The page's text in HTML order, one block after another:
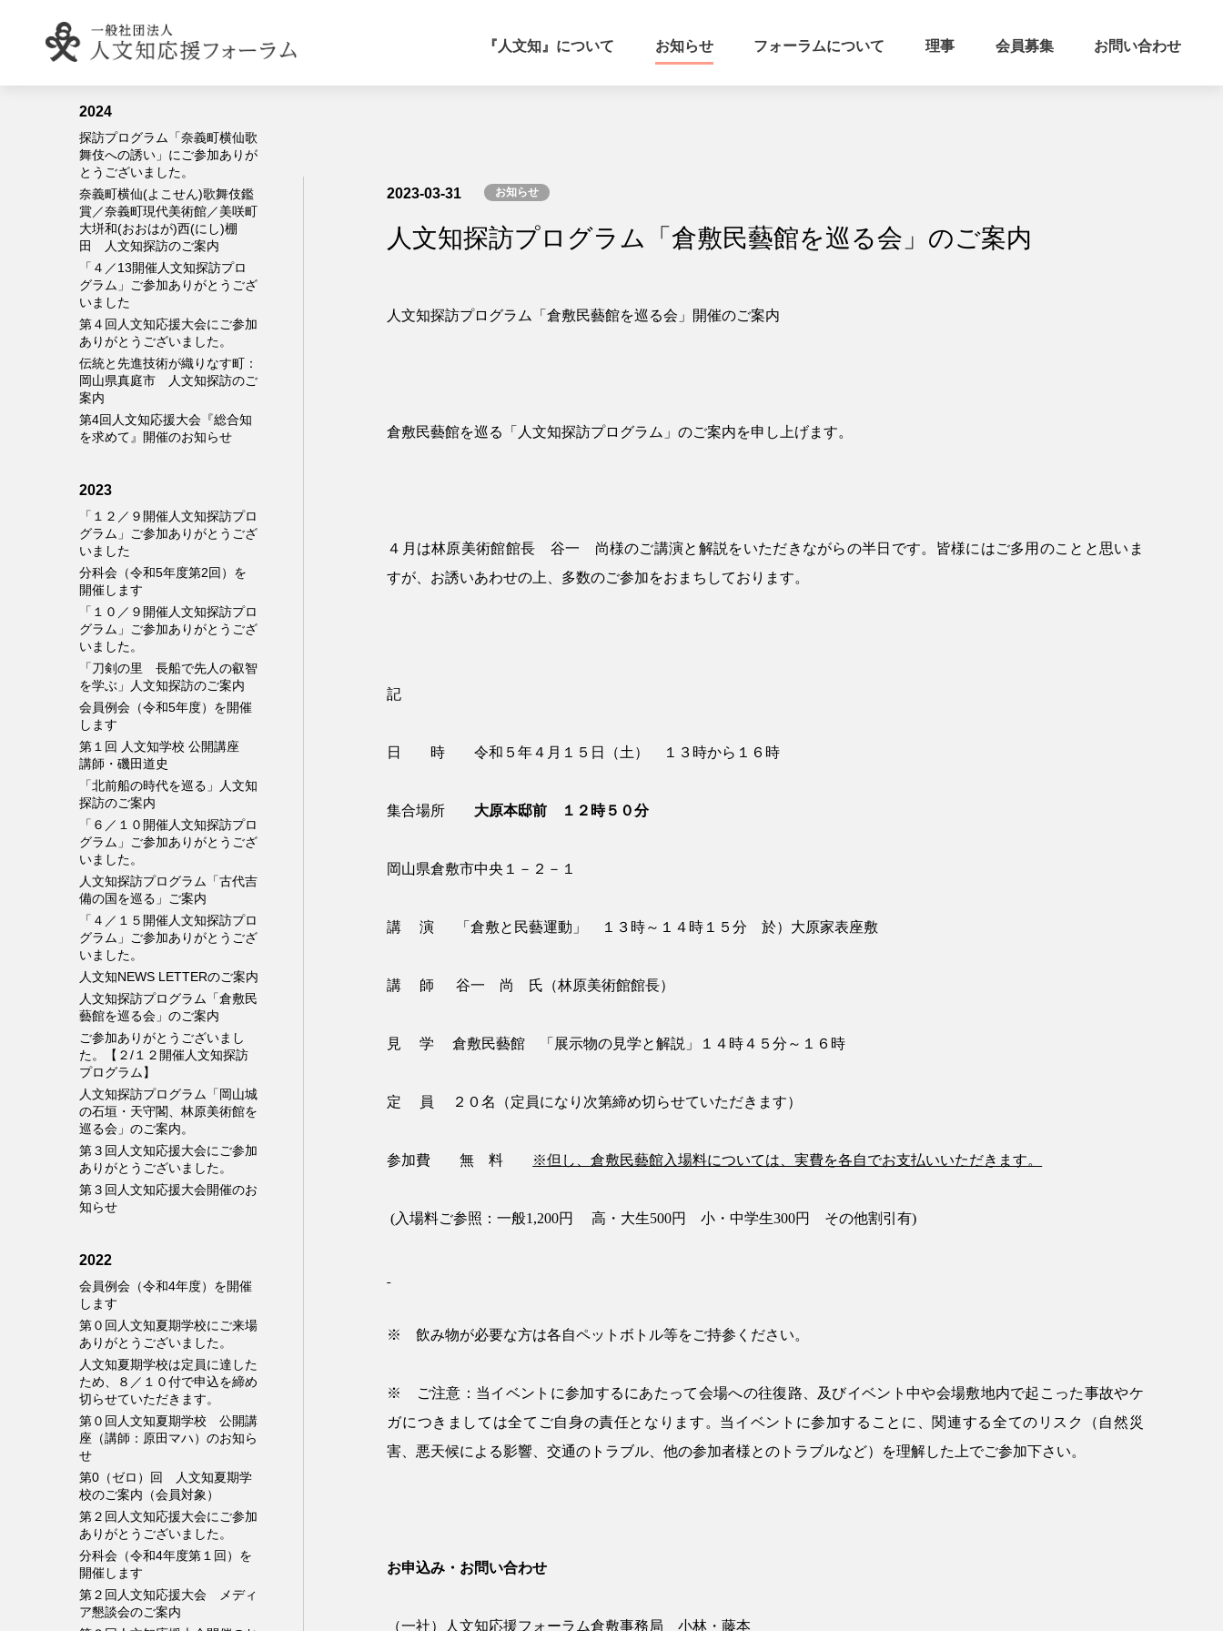
『人文知』について お知らせ フォーラムについて 理事 会員募集 お問い合わせ
第５回人文知応援大会『人工知
能のアラインメントにおける人
文知』開催のお知らせ
2024
探訪プログラム「奈義町横仙歌
舞伎への誘い」にご参加ありが
とうございました。
奈義町横仙(よこせん)歌舞伎鑑
賞／奈義町現代美術館／美咲町
大垪和(おおはが)西(にし)棚
田 人文知探訪のご案内
「４／13開催人文知探訪プロ
グラム」ご参加ありがとうござ
いました
第４回人文知応援大会にご参加
ありがとうございました。
伝統と先進技術が織りなす町：
岡山県真庭市 人文知探訪のご
案内
第4回人文知応援大会『総合知
を求めて』開催のお知らせ
2023
「１２／９開催人文知探訪プロ
グラム」ご参加ありがとうござ
いました
分科会（令和5年度第2回）を
開催します
「１０／９開催人文知探訪プロ
グラム」ご参加ありがとうござ
いました。
「刀剣の里 長船で先人の叡智
を学ぶ」人文知探訪のご案内
会員例会（令和5年度）を開催
します
第１回 人文知学校 公開講座
講師・磯田道史
「北前船の時代を巡る」人文知
探訪のご案内
「６／１０開催人文知探訪プロ
グラム」ご参加ありがとうござ
いました。
人文知探訪プログラム「古代吉
備の国を巡る」ご案内
「４／１５開催人文知探訪プロ
グラム」ご参加ありがとうござ
いました。
人文知NEWS LETTERのご案内
人文知探訪プログラム「倉敷民
藝館を巡る会」のご案内
ご参加ありがとうございまし
た。【２/１２開催人文知探訪
プログラム】
人文知探訪プログラム「岡山城
の石垣・天守閣、林原美術館を
巡る会」のご案内。
第３回人文知応援大会にご参加
ありがとうございました。
第３回人文知応援大会開催のお
知らせ
2022
会員例会（令和4年度）を開催
します
第０回人文知夏期学校にご来場
ありがとうございました。
人文知夏期学校は定員に達した
ため、８／１０付で申込を締め
切らせていただきます。
第０回人文知夏期学校 公開講
座（講師：原田マハ）のお知ら
せ
第0（ゼロ）回 人文知夏期学
校のご案内（会員対象）
第２回人文知応援大会にご参加
ありがとうございました。
分科会（令和4年度第１回）を
開催します
第２回人文知応援大会 メディ
ア懇談会のご案内
2023-03-31 お知らせ
人文知探訪プログラム「倉敷民藝館を巡る会」のご案内
人文知探訪プログラム「倉敷民藝館を巡る会」開催のご案内
倉敷民藝館を巡る「人文知探訪プログラム」のご案内を申し上げます。
４月は林原美術館館長 谷一 尚様のご講演と解説をいただきながらの半日です。皆様にはご多用のことと思いま
すが、お誘いあわせの上、多数のご参加をおまちしております。
記
日 時 令和５年４月１５日（土） １３時から１６時
集合場所 大原本邸前 １２時５０分
岡山県倉敷市中央１－２－１
講 演 「倉敷と民藝運動」 １３ 時～ １４ 時 １５分 於）大原家表座敷
講 師 谷一 尚 氏（林原美術館館長）
見 学 倉敷民藝館 「展示物の見学と解説」 １４ 時４５分～ １６ 時
定 員 ２０名（定員になり次第締め切らせていただきます）
参加費 無 料 ※但し、倉敷民藝館入場料については、実費を各自でお支払いいただきます。
(入場料ご参照：一般1,200円 高・大生500円 小・中学生300円 その他割引有)
※ 飲み物が必要な方は各自ペットボトル等をご持参ください。
※ ご注意：当イベントに参加するにあたって会場への往復路、及びイベント中や会場敷地内で起こった事故やケ
ガにつきましては全てご自身の責任となります。当イベントに参加することに、関連する全てのリスク（自然災
害、悪天候による影響、交通のトラブル、他の参加者様とのトラブルなど）を理解した上でご参加下さい。
お申込み・お問い合わせ
（一社）人文知応援フォーラム倉敷事務局 小林・藤本